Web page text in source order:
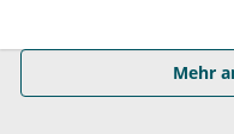
Mehr